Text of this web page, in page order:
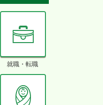
就職・転職